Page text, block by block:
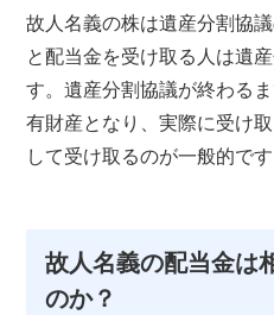
故人名義の株は遺産分割協
と配当金を受け取る人は遺
す。遺産分割協議が終わる
有財産となり、実際に受け
して受け取るのが一般的です
故人名義の配当金は
のか？